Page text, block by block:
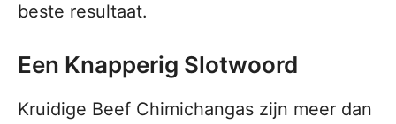
beste resultaat.
Een Knapperig Slotwoord
Kruidige Beef Chimichangas zijn meer dan